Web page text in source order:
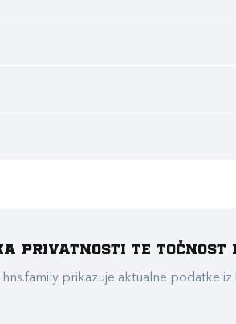
privatnosti te točnost
hns.family prikazuje aktualne podatke